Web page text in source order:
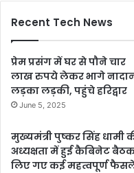
Recent Tech News
प्रेम प्रसंग में घर से पौने चार
लाख रुपये लेकर भागे
लड़का लड़की, पहुंचे हरिद्वार
June 5, 2025
मुख्यमंत्री पुष्कर सिंह धामी
अध्यक्षता में हुई कैबिनेट
लिए गए कई महत्वपूर्ण